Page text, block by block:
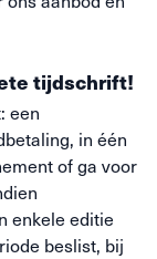
tijdschrift!
een
in één
of ga voor
enkele editie
beslist, bij